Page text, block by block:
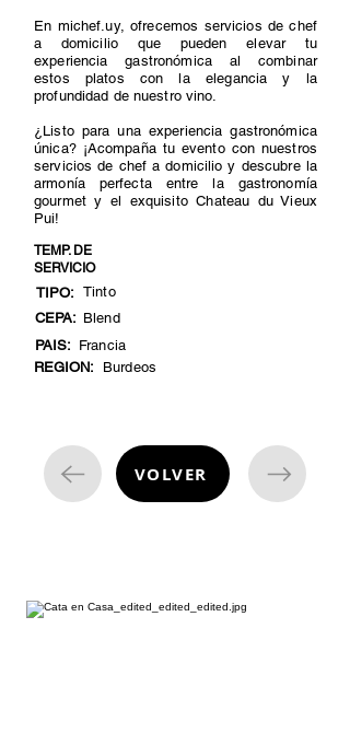
En michef.uy, ofrecemos servicios de chef
a domicilio que pueden elevar tu
experiencia gastronómica al combinar
estos platos con la elegancia y la
profundidad de nuestro vino.
¿Listo para una experiencia gastronómica
única? ¡Acompaña tu evento con nuestros
servicios de chef a domicilio y descubre la
armonía perfecta entre la gastronomía
gourmet y el exquisito Chateau du Vieux
Pui!
TEMP. DE
SERVICIO
TIPO: Tinto
CEPA: Blend
PAIS: Francia
REGION:
Burdeos
VOLVER